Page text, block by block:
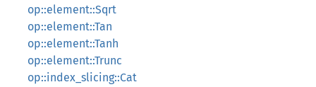
op::element::Sqrt
op::element::Tan
op::element::Tanh
op::element::Trunc
op::index_slicing::Cat